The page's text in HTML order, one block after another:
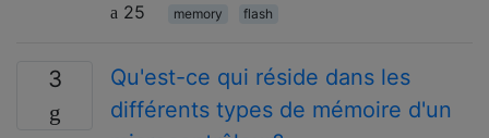
25
memory flash
3
Qu'est-ce qui réside dans les
différents types de mémoire d'un